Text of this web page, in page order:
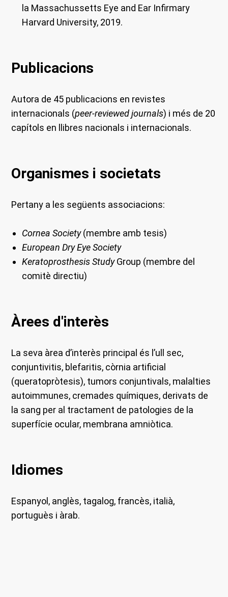
la Massachussetts Eye and Ear Infirmary
Harvard University, 2019.
Publicacions
Autora de 45 publicacions en revistes
internacionals (peer-reviewed journals) i més de 20
capítols en llibres nacionals i internacionals.
Organismes i societats
Pertany a les següents associacions:
Cornea Society(membre amb tesis)
European Dry Eye Society
Keratoprosthesis StudyGroup (membre del
comitè directiu)
Àrees d'interès
La seva àrea d’interès principal és l’ull sec,
conjuntivitis, blefaritis, còrnia artificial
(queratopròtesis), tumors conjuntivals, malalties
autoimmunes, cremades químiques, derivats de
la sang per al tractament de patologies de la
superfície ocular, membrana amniòtica.
Idiomes
Espanyol, anglès, tagalog, francès, italià,
portuguès i àrab.